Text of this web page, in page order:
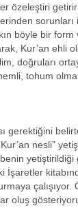
özeleştiri
sorunları
böyle bir
Kur’an ehli
doğruları
tohum
gerektiğini
nesli”
yetiştirildiği
İşaretler
çalışıyor.
oluş